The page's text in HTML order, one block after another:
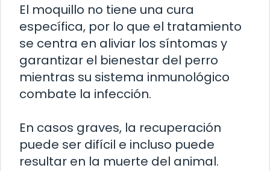
El moquillo no tiene una cura
específica, por lo que el tratamiento
se centra en aliviar los síntomas y
garantizar el bienestar del perro
mientras su sistema inmunológico
combate la infección.
En casos graves, la recuperación
puede ser difícil e incluso puede
resultar en la muerte del animal.